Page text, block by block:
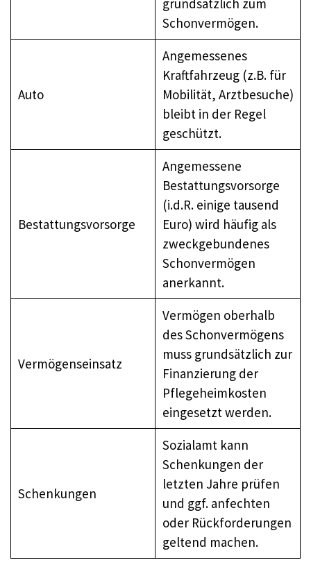
Schonvermögen.
Auto
Angemessenes
Kraftfahrzeug (z.B. für
Mobilität, Arztbesuche)
bleibt in der Regel
geschützt.
Bestattungsvorsorge
Angemessene
Bestattungsvorsorge
(i.d.R. einige tausend
Euro) wird häufig als
zweckgebundenes
Schonvermögen
anerkannt.
Vermögenseinsatz
Vermögen oberhalb
des Schonvermögens
muss grundsätzlich zur
Finanzierung der
Pflegeheimkosten
eingesetzt werden.
Schenkungen
Sozialamt kann
Schenkungen der
letzten Jahre prüfen
und ggf. anfechten
oder Rückforderungen
geltend machen.